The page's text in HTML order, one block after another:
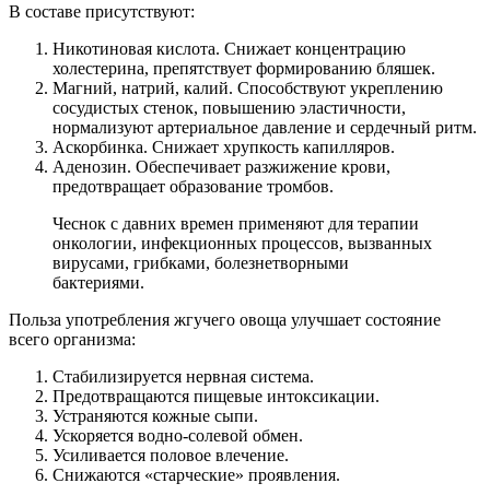
В составе присутствуют:
Никотиновая кислота. Снижает концентрацию
холестерина, препятствует формированию бляшек.
Магний, натрий, калий. Способствуют укреплению
сосудистых стенок, повышению эластичности,
нормализуют артериальное давление и сердечный ритм.
Аскорбинка. Снижает хрупкость капилляров.
Аденозин. Обеспечивает разжижение крови,
предотвращает образование тромбов.
Чеснок с давних времен применяют для терапии
онкологии, инфекционных процессов, вызванных
вирусами, грибками, болезнетворными
бактериями.
Польза употребления жгучего овоща улучшает состояние
всего организма:
Стабилизируется нервная система.
Предотвращаются пищевые интоксикации.
Устраняются кожные сыпи.
Ускоряется водно-солевой обмен.
Усиливается половое влечение.
Снижаются «старческие» проявления.